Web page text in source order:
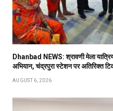
Dhanbad NEWS: श्रावणी मेला
अभियान, चंद्रपुरा स्टेशन पर अतिरिक्त
AUGUST 6, 2026